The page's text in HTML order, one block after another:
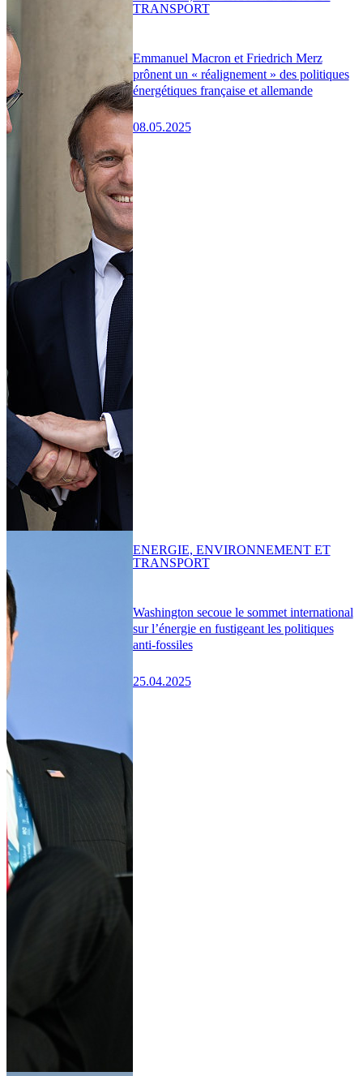
Emmanuel Macron et Friedrich Merz
prônent un « réalignement » des politiques
énergétiques française et allemande
08.05.2025
TRANSPORT
Washington secoue le sommet international
sur l’énergie en fustigeant les politiques
anti-fossiles
25.04.2025
ENERGIE, ENVIRONNEMENT ET
TRANSPORT